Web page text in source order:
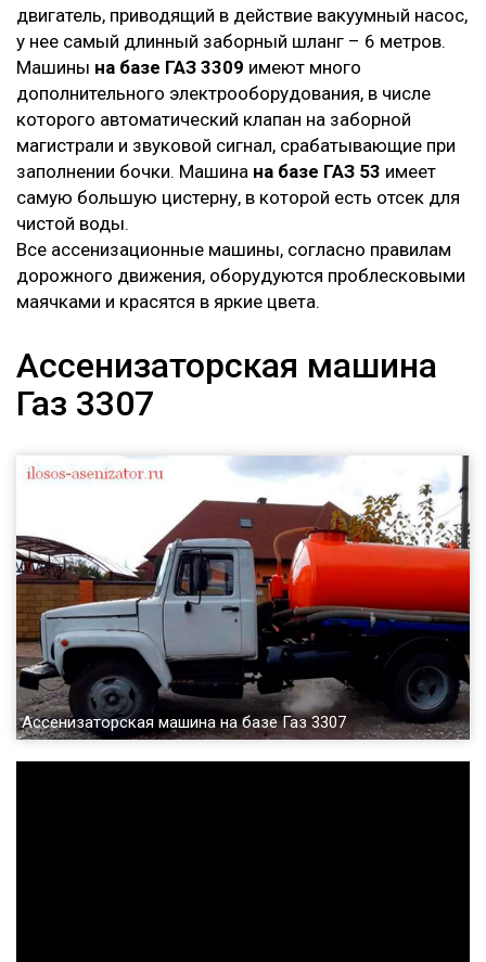
двигатель, приводящий в действие вакуумный насос,
у нее самый длинный заборный шланг – 6 метров.
Машины на базе ГАЗ 3309 имеют много
дополнительного электрооборудования, в числе
которого автоматический клапан на заборной
магистрали и звуковой сигнал, срабатывающие при
заполнении бочки. Машина на базе ГАЗ 53 имеет
самую большую цистерну, в которой есть отсек для
чистой воды.
Все ассенизационные машины, согласно правилам
дорожного движения, оборудуются проблесковыми
маячками и красятся в яркие цвета.
Ассенизаторская машина
Газ 3307
Ассенизаторская машина на базе Газ 3307